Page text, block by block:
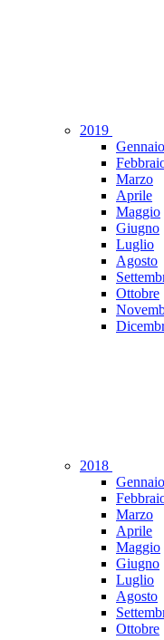
2019
Gennaio
Marzo
Aprile
Maggio
Giugno
Luglio
Agosto
Ottobre
2018
Gennaio
Marzo
Aprile
Maggio
Giugno
Luglio
Agosto
Ottobre